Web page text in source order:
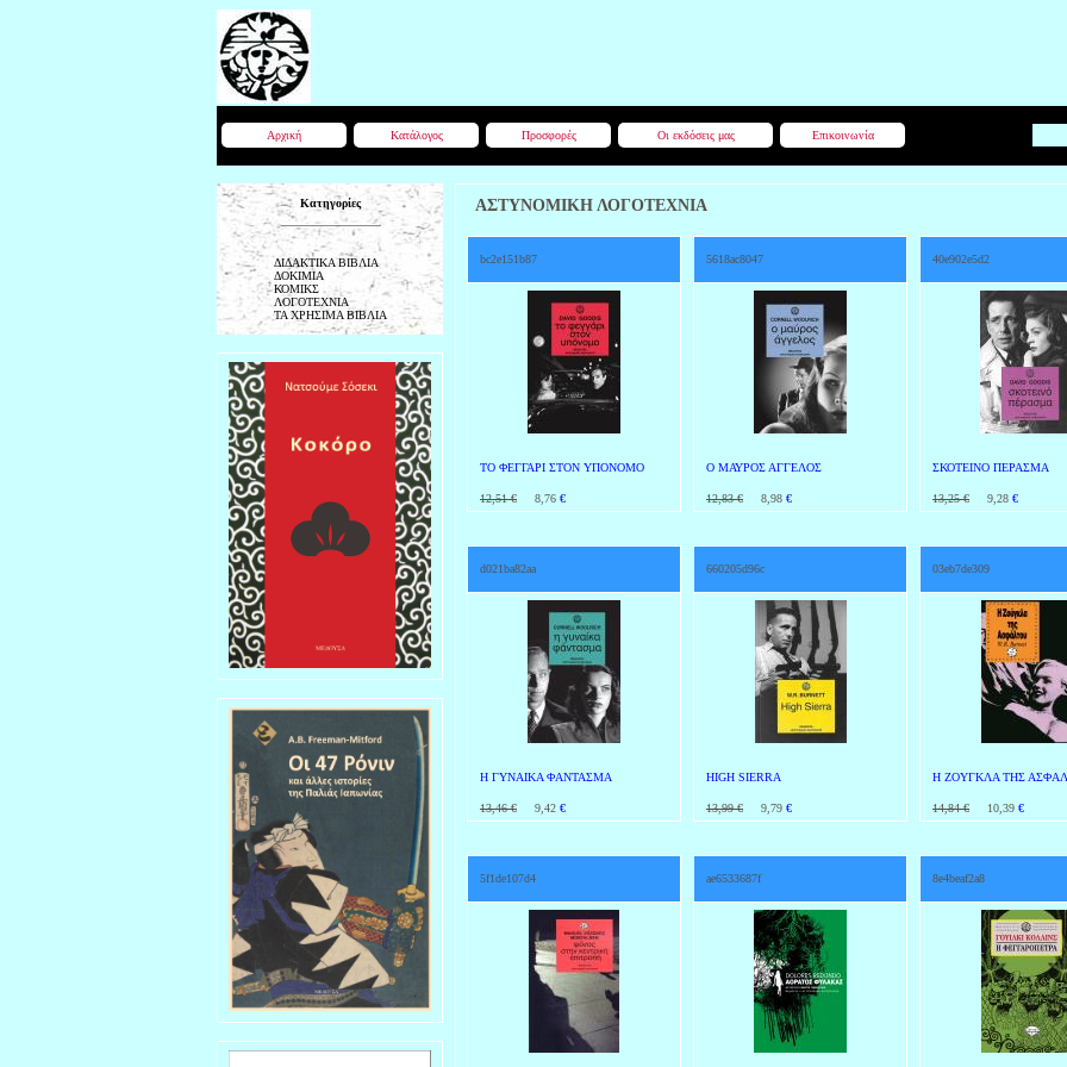
Αρχική Κατάλογος Προσφορές Οι εκδόσεις μας Επικοινωνία
Κατηγορίες
ΔΙΔΑΚΤΙΚΑ ΒΙΒΛΙΑ
ΔΟΚΙΜΙΑ
ΚΟΜΙΚΣ
ΛΟΓΟΤΕΧΝΙΑ
ΤΑ ΧΡΗΣΙΜΑ ΒΙΒΛΙΑ
ΑΣΤΥΝΟΜΙΚΗ ΛΟΓΟΤΕΧΝΙΑ
bc2e151b87
ΤΟ ΦΕΓΓΑΡΙ ΣΤΟΝ ΥΠΟΝΟΜΟ
12,51 € 8,76 €
5618ac8047
Ο ΜΑΥΡΟΣ ΑΓΓΕΛΟΣ
12,83 € 8,98 €
40e902e5d2
ΣΚΟΤΕΙΝΟ ΠΕΡΑΣΜΑ
13,25 € 9,28 €
d021ba82aa
Η ΓΥΝΑΙΚΑ ΦΑΝΤΑΣΜΑ
13,46 € 9,42 €
660205d96c
HIGH SIERRA
13,99 € 9,79 €
03eb7de309
Η ΖΟΥΓΚΛΑ ΤΗΣ
14,84 € 10,39 €
5f1de107d4 ae6533687f 8e4beaf2a8